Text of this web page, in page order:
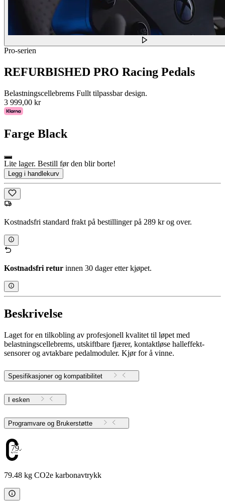
Pro-serien
REFURBISHED PRO Racing Pedals
Belastningscellebrems Fullt tilpassbar design.
3 999,00 kr
Farge Black
Lite lager. Bestill før den blir borte!
Legg i handlekurv
Kostnadsfri standard frakt på bestillinger på 289 kr og over.
Kostnadsfri retur innen 30 dager etter kjøpet.
Beskrivelse
Laget for en tilkobling av profesjonell kvalitet til løpet med
belastningscellebrems, utskiftbare fjærer, kontaktløse halleffekt-
sensorer og avtakbare pedalmoduler. Kjør for å vinne.
Spesifikasjoner og kompatibilitet
I esken
Programvare og Brukerstøtte
79.48
79.48 kg CO2e karbonavtrykk